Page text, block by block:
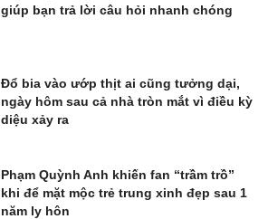
giúp bạn trả lời câu hỏi nhanh chóng
Đổ bia vào ướp thịt ai cũng tưởng dại,
ngày hôm sau cả nhà tròn mắt vì điều kỳ
diệu xảy ra
Phạm Quỳnh Anh khiến fan “trầm trồ”
khi để mặt mộc trẻ trung xinh đẹp sau 1
năm ly hôn